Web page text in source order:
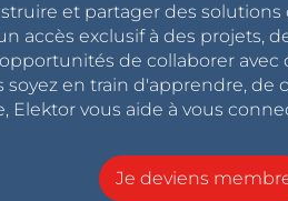
et partager des
accès exclusif à des projets,
de collaborer avec
soyez en train d'apprendre, de
Elektor vous aide à vous
Je deviens